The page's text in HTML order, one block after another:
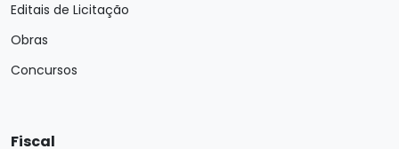
Editais de Licitação
Obras
Concursos
Fiscal